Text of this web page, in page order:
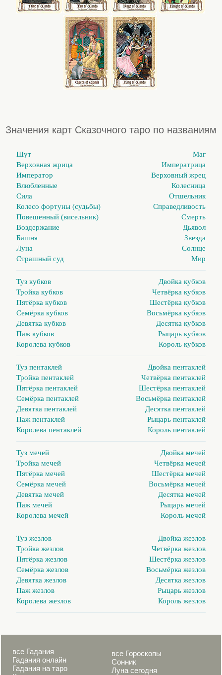
Значения карт Сказочного таро по названиям
Шут
Маг
Верховная жрица
Императрица
Император
Верховный жрец
Влюбленные
Колесница
Сила
Отшельник
Колесо фортуны (судьбы)
Справедливость
Повешенный (висельник)
Смерть
Воздержание
Дьявол
Башня
Звезда
Луна
Солнце
Страшный суд
Мир
Туз кубков
Двойка кубков
Тройка кубков
Четвёрка кубков
Пятёрка кубков
Шестёрка кубков
Семёрка кубков
Восьмёрка кубков
Девятка кубков
Десятка кубков
Паж кубков
Рыцарь кубков
Королева кубков
Король кубков
Туз пентаклей
Двойка пентаклей
Тройка пентаклей
Четвёрка пентаклей
Пятёрка пентаклей
Шестёрка пентаклей
Семёрка пентаклей
Восьмёрка пентаклей
Девятка пентаклей
Десятка пентаклей
Паж пентаклей
Рыцарь пентаклей
Королева пентаклей
Король пентаклей
Туз мечей
Двойка мечей
Тройка мечей
Четвёрка мечей
Пятёрка мечей
Шестёрка мечей
Семёрка мечей
Восьмёрка мечей
Девятка мечей
Десятка мечей
Паж мечей
Рыцарь мечей
Королева мечей
Король мечей
Туз жезлов
Двойка жезлов
Тройка жезлов
Четвёрка жезлов
Пятёрка жезлов
Шестёрка жезлов
Семёрка жезлов
Восьмёрка жезлов
Девятка жезлов
Десятка жезлов
Паж жезлов
Рыцарь жезлов
Королева жезлов
Король жезлов
все Гадания
Гадания онлайн
Гадания на таро
все Гороскопы
Сонник
Луна сегодня